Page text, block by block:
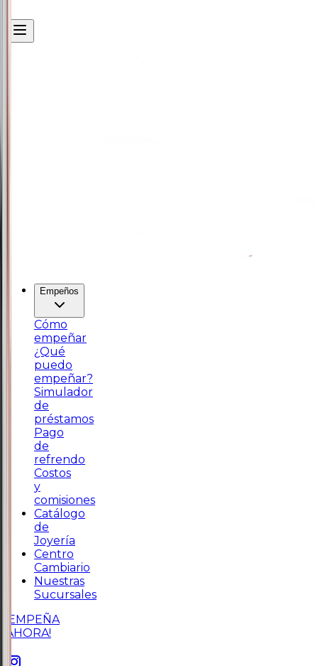
Empeños
Cómo
empeñar
¿Qué
puedo
empeñar?
Simulador
de
préstamos
Pago
de
refrendo
Costos
y
comisiones
Catálogo
de
Joyería
Centro
Cambiario
Nuestras
Sucursales
¡EMPEÑA
AHORA!